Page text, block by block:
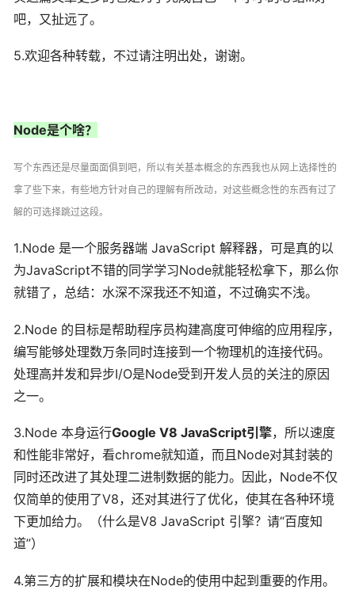
吧，又扯远了。
5.欢迎各种转载，不过请注明出处，谢谢。
Node是个啥？
写个东西还是尽量面面俱到吧，所以有关基本概念的东西我也从网上选择性的
拿了些下来，有些地方针对自己的理解有所改动，对这些概念性的东西有过了
解的可选择跳过这段。
1.Node 是一个服务器端 JavaScript 解释器，可是真的以
为JavaScript不错的同学学习Node就能轻松拿下，那么你
就错了，总结：水深不深我还不知道，不过确实不浅。
2.Node 的目标是帮助程序员构建高度可伸缩的应用程序，
编写能够处理数万条同时连接到一个物理机的连接代码。
处理高并发和异步I/O是Node受到开发人员的关注的原因
之一。
3.Node 本身运行Google V8 JavaScript引擎，所以速度
和性能非常好，看chrome就知道，而且Node对其封装的
同时还改进了其处理二进制数据的能力。因此，Node不仅
仅简单的使用了V8，还对其进行了优化，使其在各种环境
下更加给力。（什么是V8 JavaScript 引擎？请“百度知
道”）
4.第三方的扩展和模块在Node的使用中起到重要的作用。